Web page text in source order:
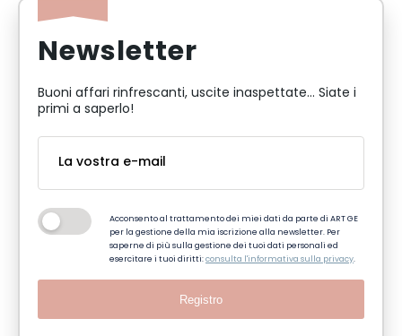
Newsletter
Buoni affari rinfrescanti, uscite inaspettate... Siate i
primi a saperlo!
Acconsento al trattamento dei miei dati da parte di ART GE
per la gestione della mia iscrizione alla newsletter. Per
saperne di più sulla gestione dei tuoi dati personali ed
esercitare i tuoi diritti:consulta l'informativa sulla privacy.
Registro